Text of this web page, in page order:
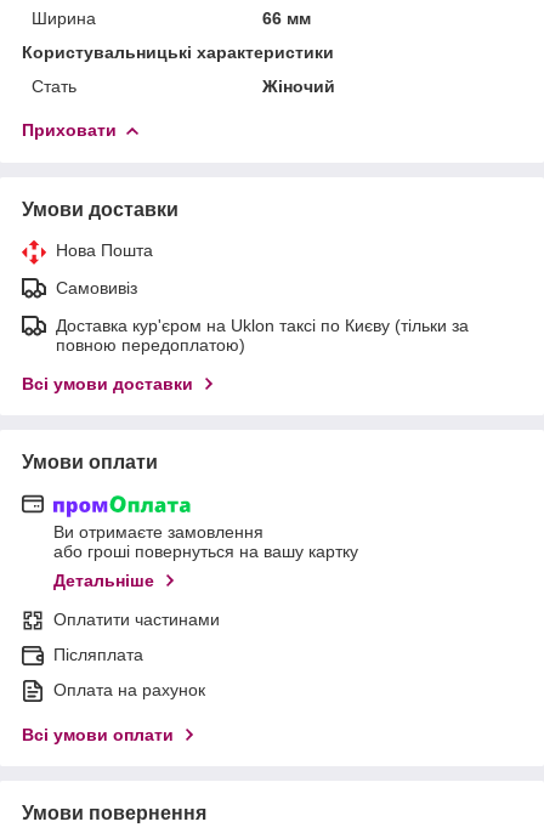
Ширина
66 мм
Користувальницькі характеристики
Стать
Жіночий
Приховати
Умови доставки
Нова Пошта
Самовивіз
Доставка кур'єром на Uklon таксі по Києву (тільки за
повною передоплатою)
Всі умови доставки
Умови оплати
Ви отримаєте замовлення
або гроші повернуться на вашу картку
Детальніше
Оплатити частинами
Післяплата
Оплата на рахунок
Всі умови оплати
Умови повернення